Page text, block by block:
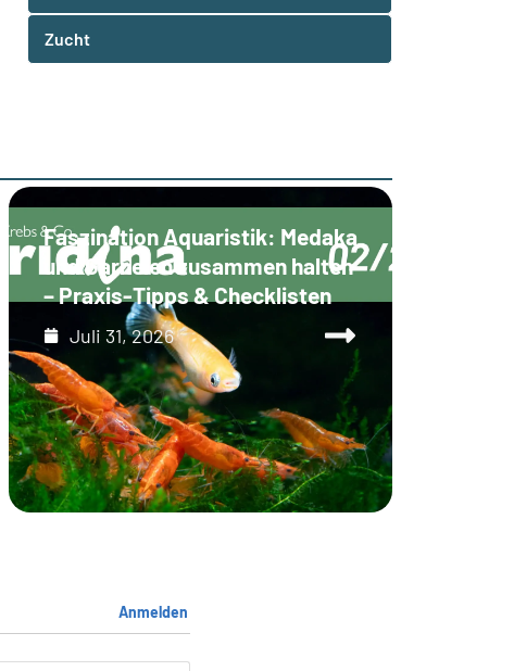
Zucht
Faszination Aquaristik: Medaka
und Garnelen zusammen halten
– Praxis-Tipps & Checklisten
Juli 31, 2026
Anmelden